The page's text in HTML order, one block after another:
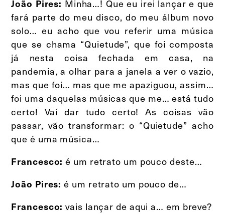
João Pires: Minha…! Que eu irei lançar e que
fará parte do meu disco, do meu álbum novo
solo… eu acho que vou referir uma música
que se chama “Quietude”, que foi composta
já nesta coisa fechada em casa, na
pandemia, a olhar para a janela a ver o vazio,
mas que foi… mas que me apaziguou, assim…
foi uma daquelas músicas que me… está tudo
certo! Vai dar tudo certo! As coisas vão
passar, vão transformar: o “Quietude” acho
que é uma música…
Francesco: é um retrato um pouco deste…
João Pires:é um retrato um pouco de…
Francesco: vais lançar de aqui a… em breve?